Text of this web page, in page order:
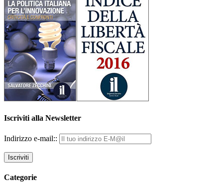
Iscriviti alla Newsletter
Indirizzo e-mail::
Categorie